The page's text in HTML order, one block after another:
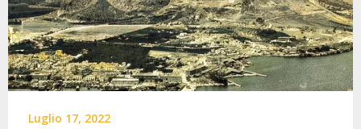
Luglio 17, 2022